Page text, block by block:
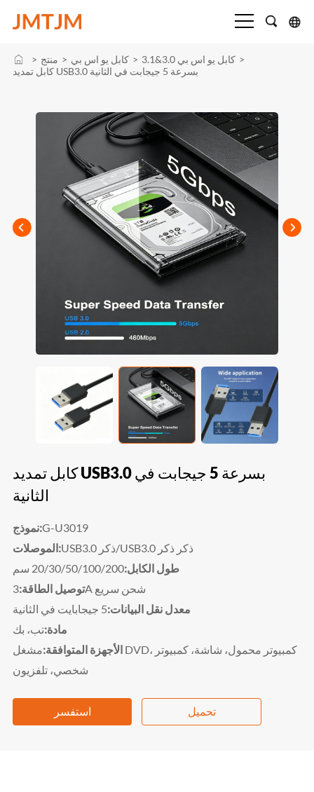
> منتج > كابل يو اس بي > كابل يو اس بي 3.0&3.1 >
كابل تمديد USB3.0 بسرعة 5 جيجابت في الثانية
كابل تمديد USB3.0 بسرعة 5 جيجابت في
الثانية
نموذج:G-U3019
الموصلات:
USB3.0 ذكر/ USB3.0 ذكر ذكر
طول الكابل:20/30/50/100/200 سم
توصيل الطاقة:
3A شحن سريع
معدل نقل البيانات:
مادة:تب، بك
الأجهزة المتوافقة:مشغل DVD، كمبيوتر محمول، شاشة، كمبيوتر
شخصي، تلفزيون
استفسر تحميل